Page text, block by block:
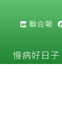
聯合報
慢病好日子